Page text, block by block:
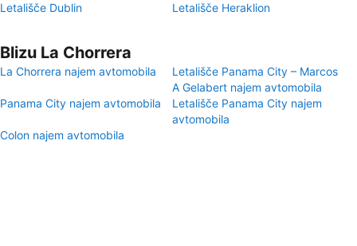
Letališče Dublin
Letališče Heraklion
Blizu La Chorrera
La Chorrera najem avtomobila
Letališče Panama City – Marcos
A Gelabert najem avtomobila
Panama City najem avtomobila
Letališče Panama City najem
avtomobila
Colon najem avtomobila